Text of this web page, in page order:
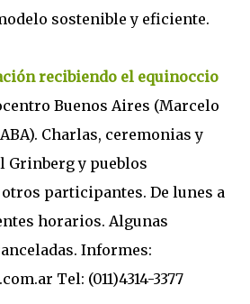
sostenible y eficiente.
recibiendo el equinoccio
Buenos Aires (Marcelo
Charlas, ceremonias y
Grinberg y pueblos
participantes. De lunes a
horarios. Algunas
Informes:
Tel: (011)4314-3377